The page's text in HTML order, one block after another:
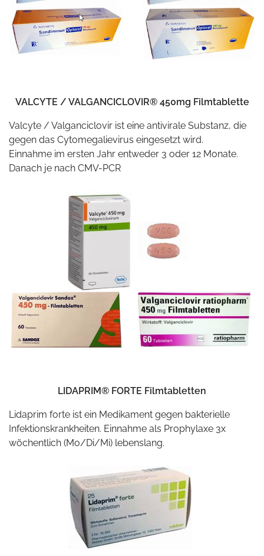
VALCYTE / VALGANCICLOVIR® 450mg Filmtablette
Valcyte / Valganciclovir ist eine antivirale Substanz, die
gegen das Cytomegalievirus eingesetzt wird.
Einnahme im ersten Jahr entweder 3 oder 12 Monate.
Danach je nach CMV-PCR
LIDAPRIM® FORTE Filmtabletten
Lidaprim forte ist ein Medikament gegen bakterielle
Infektionskrankheiten. Einnahme als Prophylaxe 3x
wöchentlich (Mo/Di/Mi) lebenslang.